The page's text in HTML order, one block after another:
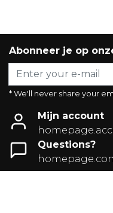
Abonneer je op
* We'll never share your
Mijn account
Questions?